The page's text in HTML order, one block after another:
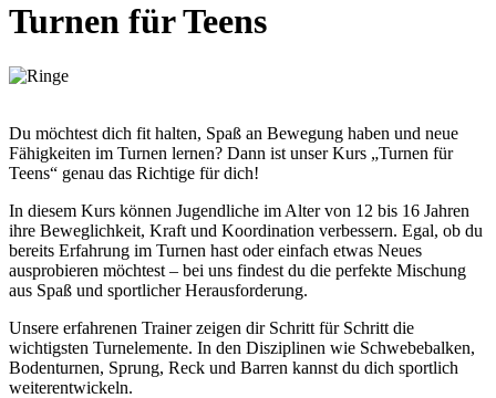
Turnen für Teens
Du möchtest dich fit halten, Spaß an Bewegung haben und neue
Fähigkeiten im Turnen lernen? Dann ist unser Kurs „Turnen für
Teens“ genau das Richtige für dich!
In diesem Kurs können Jugendliche im Alter von 12 bis 16 Jahren
ihre Beweglichkeit, Kraft und Koordination verbessern. Egal, ob du
bereits Erfahrung im Turnen hast oder einfach etwas Neues
ausprobieren möchtest – bei uns findest du die perfekte Mischung
aus Spaß und sportlicher Herausforderung.
Unsere erfahrenen Trainer zeigen dir Schritt für Schritt die
wichtigsten Turnelemente. In den Disziplinen wie Schwebebalken,
Bodenturnen, Sprung, Reck und Barren kannst du dich sportlich
weiterentwickeln.